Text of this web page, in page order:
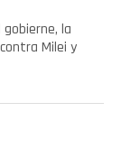
la
Milei y